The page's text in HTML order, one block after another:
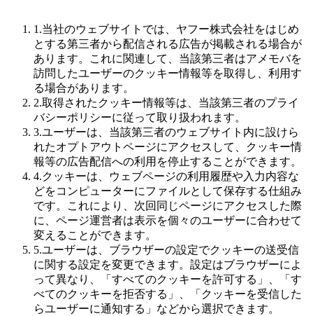
1.当社のウェブサイトでは、ヤフー株式会社をはじめ
とする第三者から配信される広告が掲載される場合が
あります。これに関連して、当該第三者はアメモバを
訪問したユーザーのクッキー情報等を取得し、利用す
る場合があります。
2.取得されたクッキー情報等は、当該第三者のプライ
バシーポリシーに従って取り扱われます。
3.ユーザーは、当該第三者のウェブサイト内に設けら
れたオプトアウトページにアクセスして、クッキー情
報等の広告配信への利用を停止することができます。
4.クッキーは、ウェブページの利用履歴や入力内容な
どをコンピューターにファイルとして保存する仕組み
です。これにより、次回同じページにアクセスした際
に、ページ運営者は表示を個々のユーザーに合わせて
変えることができます。
5.ユーザーは、ブラウザーの設定でクッキーの送受信
に関する設定を変更できます。設定はブラウザーによ
って異なり、「すべてのクッキーを許可する」、「す
べてのクッキーを拒否する」、「クッキーを受信した
らユーザーに通知する」などから選択できます。